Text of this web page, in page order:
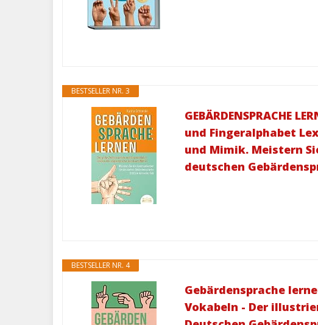
BESTSELLER NR. 3
GEBÄRDENSPRACHE
und Fingeralphabet
und Mimik. Meistern
deutschen
BESTSELLER NR. 4
Gebärdensprache
Vokabeln - Der